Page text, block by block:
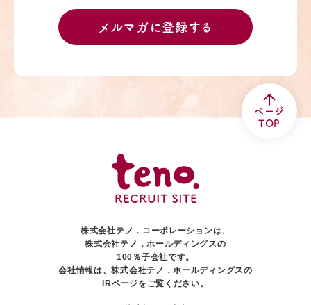
メルマガに登録する
ページ
TOP
株式会社テノ．コーポレーションは、
株式会社テノ．ホールディングスの
100％子会社です。
会社情報は、株式会社テノ．ホールディングスの
IRページをご覧ください。